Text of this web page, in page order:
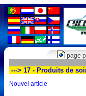
page
---> 17 - Produits de
Nouvel article